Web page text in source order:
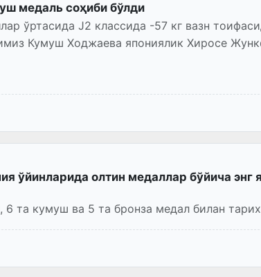
медаль соҳиби бўлди
ўртасида J2 классида -57 кг вазн
Кумуш Ходжаева япониялик Хиросе
ўйинларида олтин медаллар бўйича энг
6 та кумуш ва 5 та бронза медал билан